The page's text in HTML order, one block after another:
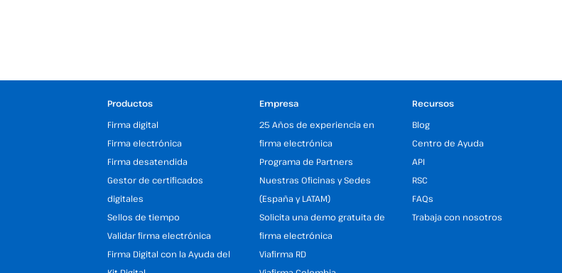
Productos
Firma digital
Firma electrónica
Firma desatendida
Gestor de certificados
digitales
Sellos de tiempo
Validar firma electrónica
Firma Digital con la Ayuda del
Empresa
25 Años de experiencia en
firma electrónica
Programa de Partners
Nuestras Oficinas y Sedes
(España y LATAM)
Solicita una demo gratuita de
firma electrónica
Viafirma RD
Recursos
Blog
Centro de Ayuda
API
RSC
FAQs
Trabaja con nosotros